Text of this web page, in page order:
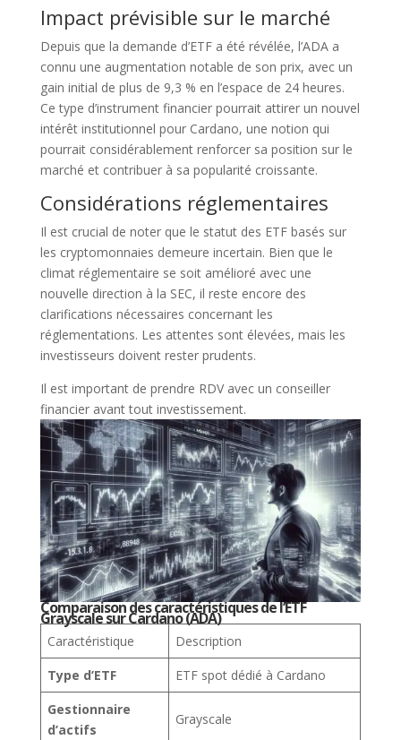
Impact prévisible sur le marché
Depuis que la demande d’ETF a été révélée, l’ADA a
connu une augmentation notable de son prix, avec un
gain initial de plus de 9,3 % en l’espace de 24 heures.
Ce type d’instrument financier pourrait attirer un nouvel
intérêt institutionnel pour Cardano, une notion qui
pourrait considérablement renforcer sa position sur le
marché et contribuer à sa popularité croissante.
Considérations réglementaires
Il est crucial de noter que le statut des ETF basés sur
les cryptomonnaies demeure incertain. Bien que le
climat réglementaire se soit amélioré avec une
nouvelle direction à la SEC, il reste encore des
clarifications nécessaires concernant les
réglementations. Les attentes sont élevées, mais les
investisseurs doivent rester prudents.
Il est important de prendre RDV avec un conseiller
financier avant tout investissement.
Comparaison des caractéristiques de l’ETF
Grayscale sur Cardano (ADA)
Caractéristique
Description
Type d’ETF
ETF spot dédié à Cardano
Gestionnaire
d’actifs
Grayscale